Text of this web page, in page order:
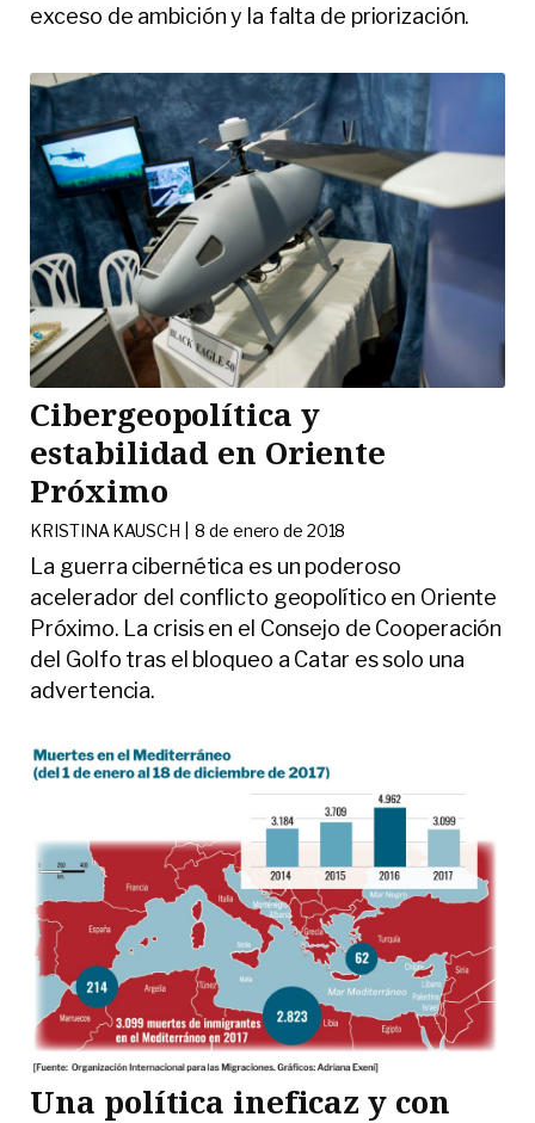
exceso de ambición y la falta de priorización.
Cibergeopolítica y
estabilidad en Oriente
Próximo
KRISTINA KAUSCH |8 de enero de 2018
La guerra cibernética es un poderoso
acelerador del conflicto geopolítico en Oriente
Próximo. La crisis en el Consejo de Cooperación
del Golfo tras el bloqueo a Catar es solo una
advertencia.
Una política ineficaz y con